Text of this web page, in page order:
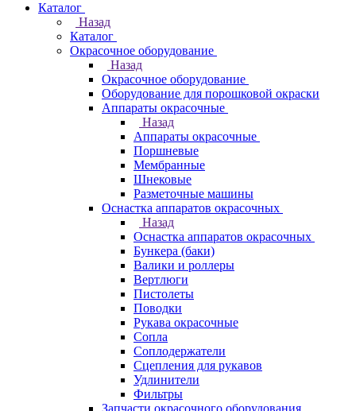
Каталог
Назад
Каталог
Окрасочное оборудование
Назад
Окрасочное оборудование
Оборудование для порошковой окраски
Аппараты окрасочные
Назад
Аппараты окрасочные
Поршневые
Мембранные
Шнековые
Разметочные машины
Оснастка аппаратов окрасочных
Назад
Оснастка аппаратов окрасочных
Бункера (баки)
Валики и роллеры
Вертлюги
Пистолеты
Поводки
Рукава окрасочные
Сопла
Соплодержатели
Сцепления для рукавов
Удлинители
Фильтры
Запчасти окрасочного оборудования